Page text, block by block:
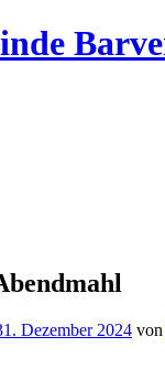
Dezember 2024 von